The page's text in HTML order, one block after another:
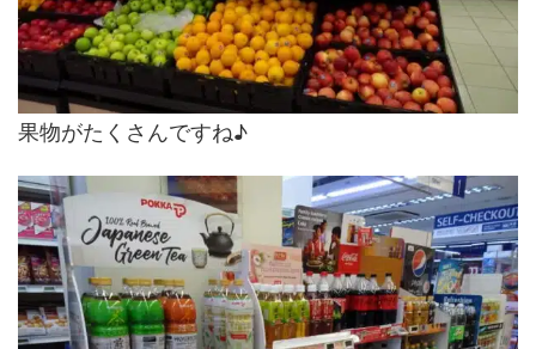
果物がたくさんですね♪